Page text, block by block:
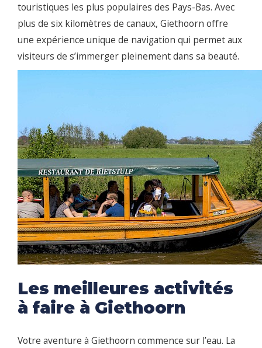
touristiques les plus populaires des Pays-Bas. Avec
plus de six kilomètres de canaux, Giethoorn offre
une expérience unique de navigation qui permet aux
visiteurs de s’immerger pleinement dans sa beauté.
Les meilleures activités
à faire à Giethoorn
Votre aventure à Giethoorn commence sur l’eau. La